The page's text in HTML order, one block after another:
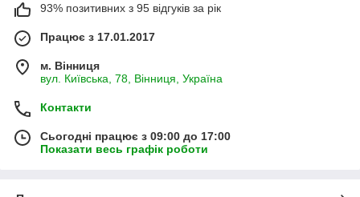
93% позитивних з 95 відгуків за рік
Працює з 17.01.2017
м. Вінниця
вул. Київська, 78, Вінниця, Україна
Контакти
Сьогодні працює з 09:00 до 17:00
Показати весь графік роботи